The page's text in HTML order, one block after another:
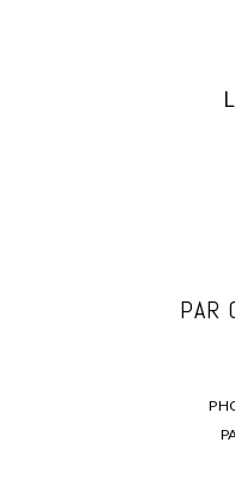
PAR